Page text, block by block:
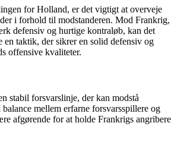
for Holland, er det vigtigt at overveje
i forhold til modstanderen. Mod Frankrig,
defensiv og hurtige kontraløb, kan det
taktik, der sikrer en solid defensiv og
offensive kvaliteter.
stabil forsvarslinje, der kan modstå
mellem erfarne forsvarsspillere og
afgørende for at holde Frankrigs angribere